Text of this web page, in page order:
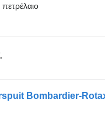
πετρέλαιο
Bombardier-